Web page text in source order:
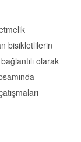
bisikletlilerin
olarak